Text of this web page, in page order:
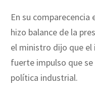
En su
hizo balance de la
el ministro dijo que el
fuerte impulso que
política industrial.